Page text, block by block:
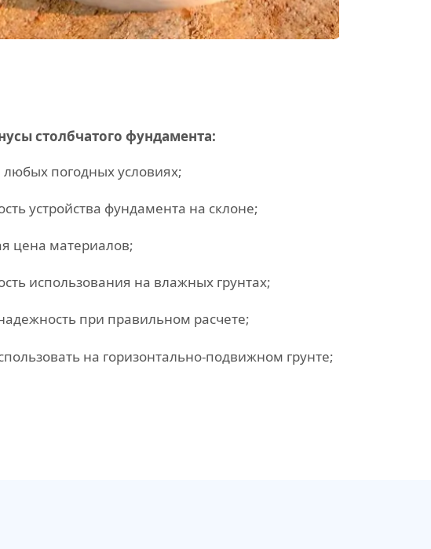
столбчатого фундамента:
погодных условиях;
устройства фундамента на склоне;
цена материалов;
использования на влажных грунтах;
при правильном расчете;
на горизонтально-подвижном грунте;